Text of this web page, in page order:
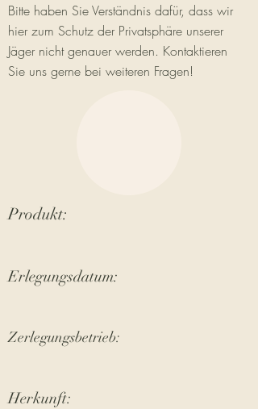
Bitte haben Sie Verständnis dafür, dass wir
hier zum Schutz der Privatsphäre unserer
Jäger nicht genauer werden. Kontaktieren
Sie uns gerne bei weiteren Fragen!
Produkt:
Erlegungsdatum:
Zerlegungsbetrieb:
Herkunft: